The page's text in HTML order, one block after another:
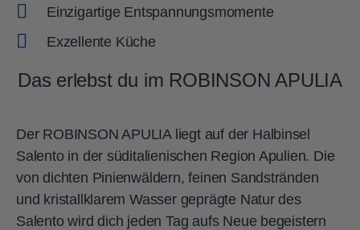
Einzigartige Entspannungsmomente
Exzellente Küche
Das erlebst du im ROBINSON APULIA
Der ROBINSON APULIA liegt auf der Halbinsel
Salento in der süditalienischen Region Apulien. Die
von dichten Pinienwäldern, feinen Sandstränden
und kristallklarem Wasser geprägte Natur des
Salento wird dich jeden Tag aufs Neue begeistern